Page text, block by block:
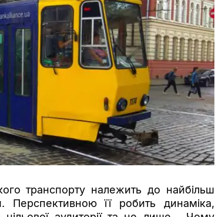
транспорту належить до найбільш
Перспективною її робить динаміка,